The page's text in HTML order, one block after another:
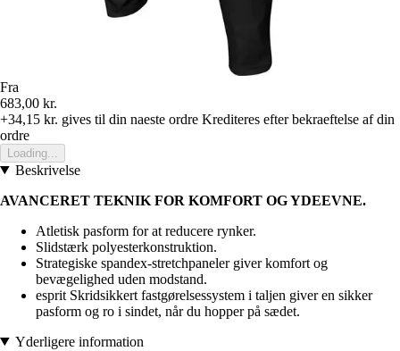
Fra
683,00 kr.
+34,15 kr. gives til din naeste ordre Krediteres efter bekraeftelse af din
ordre
Loading...
Beskrivelse
AVANCERET TEKNIK FOR KOMFORT OG YDEEVNE.
Atletisk pasform for at reducere rynker.
Slidstærk polyesterkonstruktion.
Strategiske spandex-stretchpaneler giver komfort og
bevægelighed uden modstand.
esprit Skridsikkert fastgørelsessystem i taljen giver en sikker
pasform og ro i sindet, når du hopper på sædet.
Yderligere information